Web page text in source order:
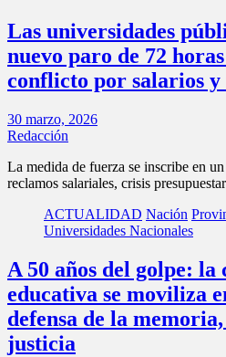
Las universidades
nuevo paro de 72
conflicto por salarios
30 marzo, 2026
Redacción
La medida de fuerza se inscribe en
reclamos salariales, crisis
ACTUALIDAD Nación
Universidades Nacionales
A 50 años del golpe: la
educativa se moviliza
defensa de la
justicia